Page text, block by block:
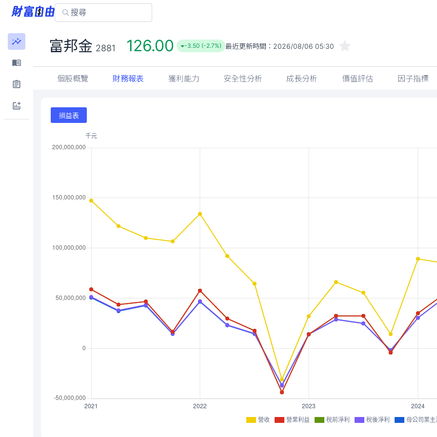
富邦金 2881 126.00 -3.50 (-2.7%) 最近更新時間： 2026/08/06 05:30
個股概覽 財務報表 獲利能力 安全性分析 成長分析 價值評估 因子指標
損益表
營收 營業利益 稅前淨利 稅後淨利 母公司業主